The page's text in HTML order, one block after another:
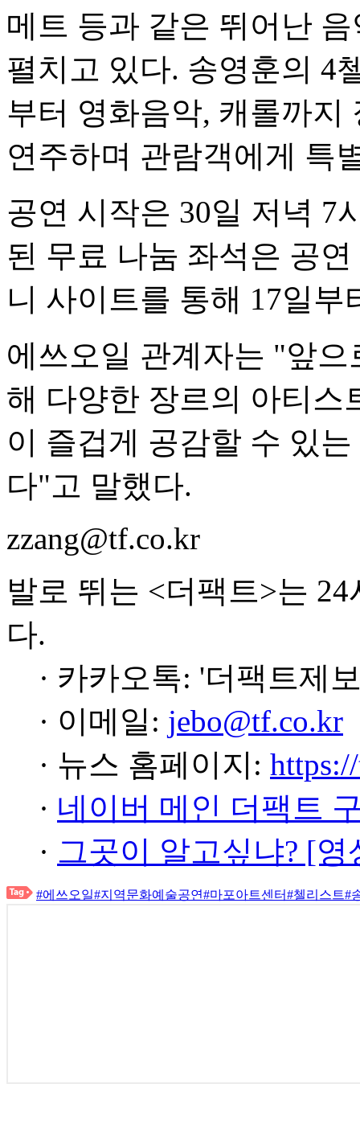
메트 등과 같은 뛰어난
펼치고 있다. 송영훈의 4
부터 영화음악, 캐롤까지
연주하며 관람객에게 특
공연 시작은 30일 저녁 7
된 무료 나눔 좌석은 공
니 사이트를 통해 17일
에쓰오일 관계자는 "앞
해 다양한 장르의 아티스
이 즐겁게 공감할 수 있
다"고 말했다.
zzang@tf.co.kr
발로 뛰는 <더팩트>는
다.
· 카카오톡: '더팩트제
· 이메일: jebo@tf.co.kr
· 뉴스 홈페이지:
· 네이버 메인 더팩트
· 그곳이 알고싶냐? [
#에쓰오일#지역문화예술공연#마포아트센터#첼리스트#